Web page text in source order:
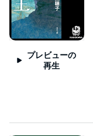
プレビューの
再生